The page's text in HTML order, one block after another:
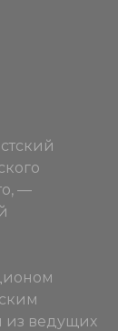
—
из ведущих